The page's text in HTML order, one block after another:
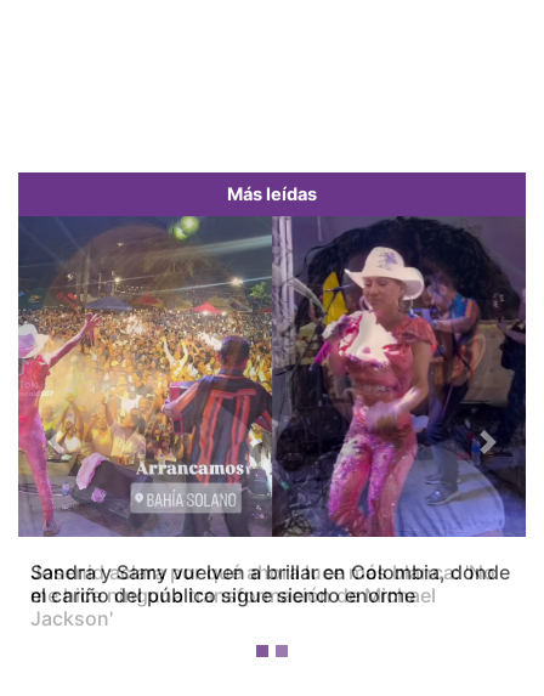
Más leídas
Josenid aclara por qué ahora luce más blanca: 'No
me hice ninguna transformación de Michael
Jackson'
Previous Next